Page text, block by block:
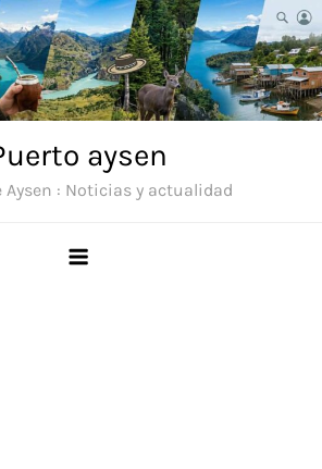
aysen
Aysen : Noticias y actualidad